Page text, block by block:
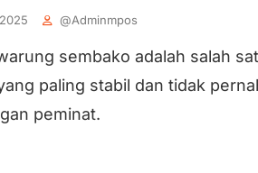
@adminmpos
sembako adalah salah
paling stabil dan tidak
peminat.